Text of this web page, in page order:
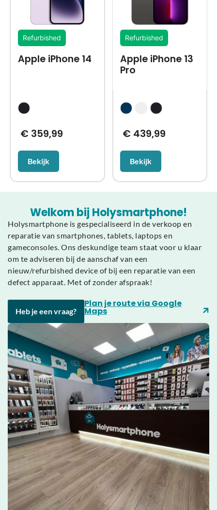
Refurbished
Apple iPhone 14
€359,99
Bekijk
Refurbished
Apple iPhone 13
Pro
€ 439,99
Bekijk
Welkom bij Holysmartphone!
Holysmartphone is gespecialiseerd in de verkoop en
reparatie van smartphones, tablets, laptops en
gameconsoles. Ons deskundige team staat voor u klaar
om te adviseren bij de aanschaf van een
nieuw/refurbished device of bij een reparatie van een
defect apparaat. Met of zonder afspraak!
Heb je een vraag?
Plan je route via Google
Maps